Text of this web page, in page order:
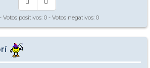
- Votos positivos: 0 - Votos negativos: 0